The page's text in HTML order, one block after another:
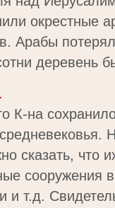
окрестные
Арабы
деревень
К-на
сказать, что
сооружения
и т.д.